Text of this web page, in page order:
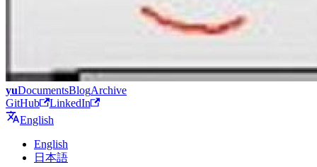
yuDocumentsBlogArchive
GitHub
LinkedIn
English
English
日本語